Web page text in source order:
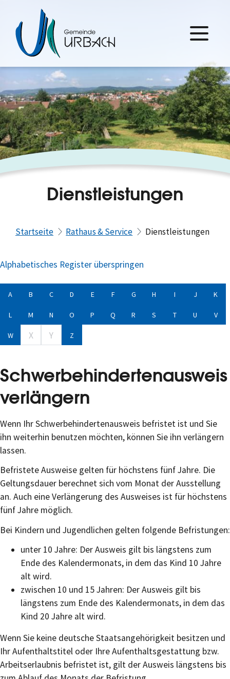
Dienstleistungen
Startseite Rathaus & Service Dienstleistungen
Alphabetisches Register überspringen
A B C D E F G H I J K
L M N O P Q R S T U V
W X Y Z
Schwerbehindertenausweis
verlängern
Wenn Ihr Schwerbehindertenausweis befristet ist und Sie
ihn weiterhin benutzen möchten, können Sie ihn verlängern
lassen.
Befristete Ausweise gelten für höchstens fünf Jahre. Die
Geltungsdauer berechnet sich vom Monat der Ausstellung
an. Auch eine Verlängerung des Ausweises ist für höchstens
fünf Jahre möglich.
Bei Kindern und Jugendlichen gelten folgende Befristungen:
unter 10 Jahre: Der Ausweis gilt bis längstens zum
Ende des Kalendermonats, in dem das Kind 10 Jahre
alt wird.
zwischen 10 und 15 Jahren: Der Ausweis gilt bis
längstens zum Ende des Kalendermonats, in dem das
Kind 20 Jahre alt wird.
Wenn Sie keine deutsche Staatsangehörigkeit besitzen und
Ihr Aufenthaltstitel oder Ihre Aufenthaltsgestattung bzw.
Arbeitserlaubnis befristet ist, gilt der Ausweis längstens bis